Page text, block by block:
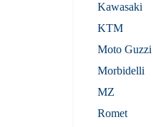
Kawasaki
KTM
Moto Guzzi
Morbidelli
MZ
Romet